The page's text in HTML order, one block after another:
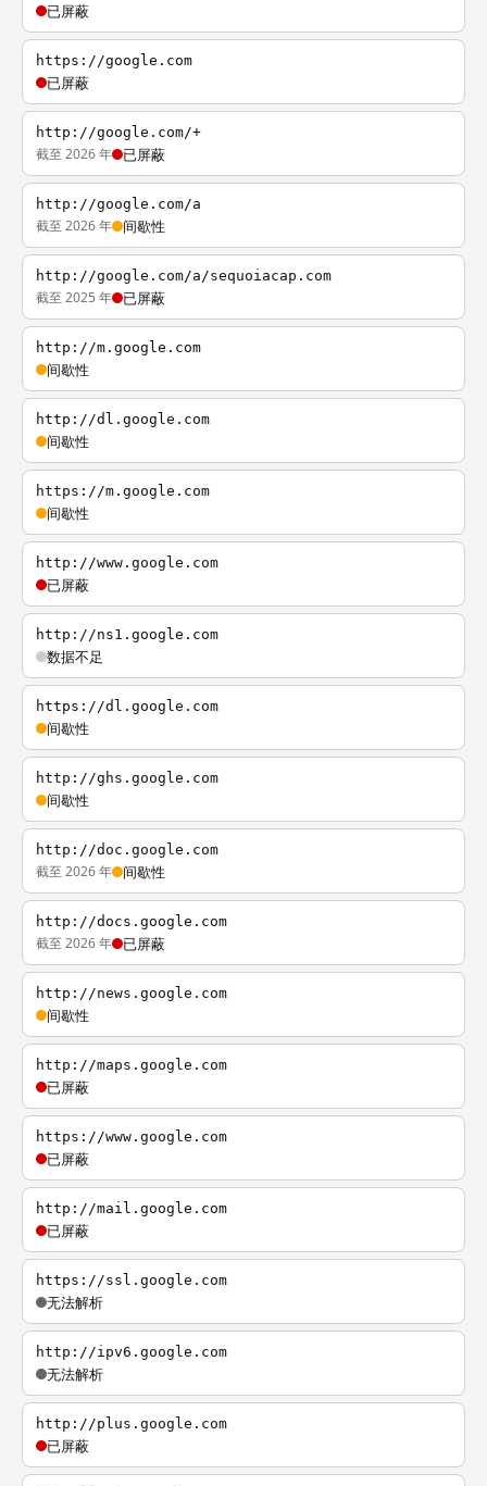
已屏蔽
https://google.com
已屏蔽
http://google.com/+
截至 2026 年 已屏蔽
http://google.com/a
截至 2026 年 间歇性
http://google.com/a/sequoiacap.com
截至 2025 年 已屏蔽
http://m.google.com
间歇性
http://dl.google.com
间歇性
https://m.google.com
间歇性
http://www.google.com
已屏蔽
http://ns1.google.com
数据不足
https://dl.google.com
间歇性
http://ghs.google.com
间歇性
http://doc.google.com
截至 2026 年 间歇性
http://docs.google.com
截至 2026 年 已屏蔽
http://news.google.com
间歇性
http://maps.google.com
已屏蔽
https://www.google.com
已屏蔽
http://mail.google.com
已屏蔽
https://ssl.google.com
无法解析
http://ipv6.google.com
无法解析
http://plus.google.com
已屏蔽